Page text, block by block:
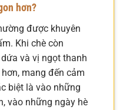
hơn?
được khuyên
Khi chè còn
và vị ngọt thanh
mang đến cảm
biệt là vào những
vào những ngày hè